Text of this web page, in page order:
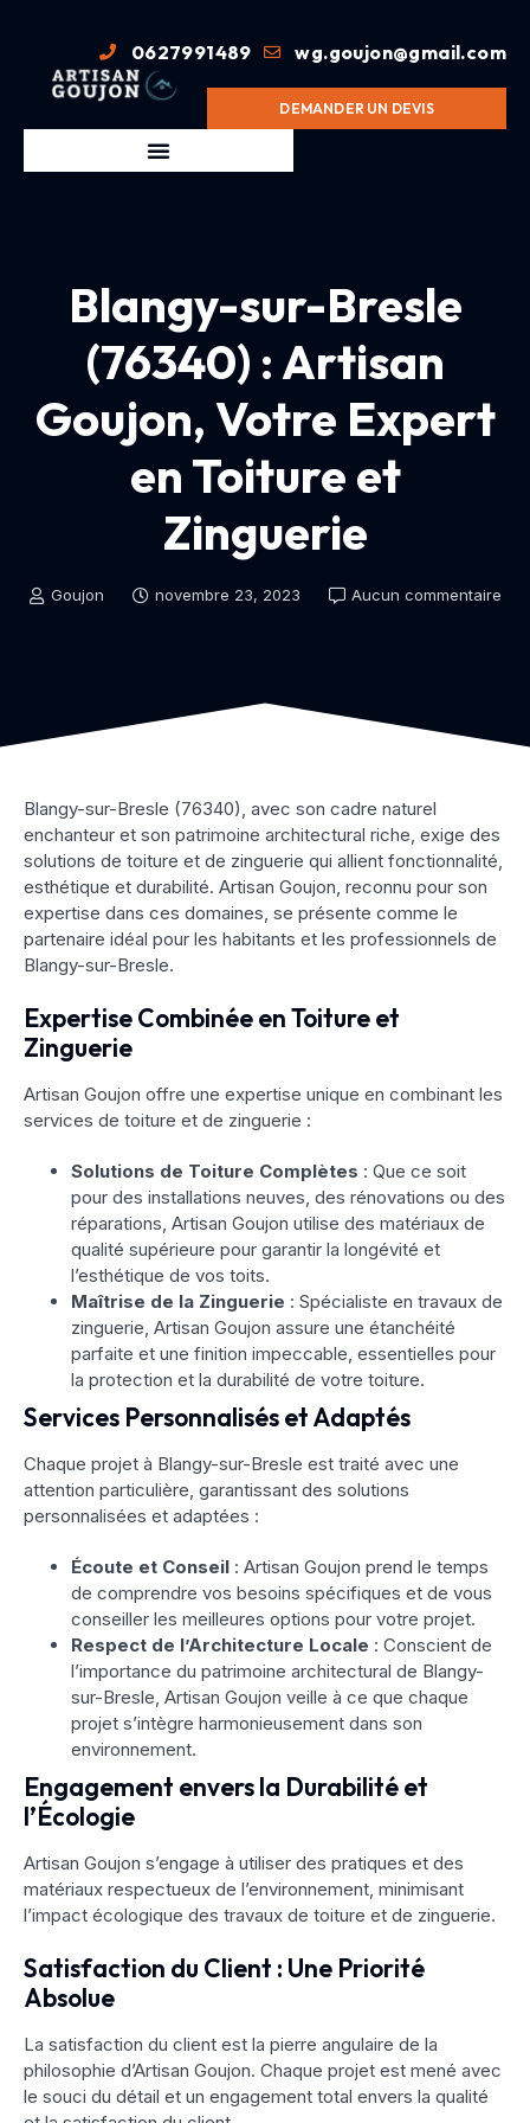
0627991489 wg.goujon@gmail.com
DEMANDER UN DEVIS
Blangy-sur-Bresle
(76340) : Artisan
Goujon, Votre Expert
en Toiture et
Zinguerie
Goujon novembre 23, 2023 Aucun commentaire
Blangy-sur-Bresle (76340), avec son cadre naturel
enchanteur et son patrimoine architectural riche, exige des
solutions de toiture et de zinguerie qui allient fonctionnalité,
esthétique et durabilité. Artisan Goujon, reconnu pour son
expertise dans ces domaines, se présente comme le
partenaire idéal pour les habitants et les professionnels de
Blangy-sur-Bresle.
Expertise Combinée en Toiture et
Zinguerie
Artisan Goujon offre une expertise unique en combinant les
services de toiture et de zinguerie :
Solutions de Toiture Complètes : Que ce soit
pour des installations neuves, des rénovations ou des
réparations, Artisan Goujon utilise des matériaux de
qualité supérieure pour garantir la longévité et
l’esthétique de vos toits.
Maîtrise de la Zinguerie : Spécialiste en travaux de
zinguerie, Artisan Goujon assure une étanchéité
parfaite et une finition impeccable, essentielles pour
la protection et la durabilité de votre toiture.
Services Personnalisés et Adaptés
Chaque projet à Blangy-sur-Bresle est traité avec une
attention particulière, garantissant des solutions
personnalisées et adaptées :
Écoute et Conseil : Artisan Goujon prend le temps
de comprendre vos besoins spécifiques et de vous
conseiller les meilleures options pour votre projet.
Respect de l’Architecture Locale : Conscient de
l’importance du patrimoine architectural de Blangy-
sur-Bresle, Artisan Goujon veille à ce que chaque
projet s’intègre harmonieusement dans son
environnement.
Engagement envers la Durabilité et
l’Écologie
Artisan Goujon s’engage à utiliser des pratiques et des
matériaux respectueux de l’environnement, minimisant
l’impact écologique des travaux de toiture et de zinguerie.
Satisfaction du Client : Une Priorité
Absolue
La satisfaction du client est la pierre angulaire de la
philosophie d’Artisan Goujon. Chaque projet est mené avec
le souci du détail et un engagement total envers la qualité